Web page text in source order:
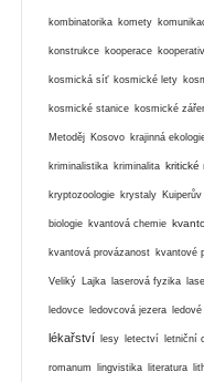
kombinatorika komety
konstrukce kooperace
kosmická síť kosmické lety
kosmické stanice kosmické
Metoděj Kosovo krajinná
kriminalistika kriminalita kritické
kryptozoologie krystaly
biologie kvantová chemie
kvantová provázanost kvantové
Veliký Lajka laserová fyzika
ledovce ledovcová jezera
lékařství lesy letectví letniční
romanum lingvistika literatura